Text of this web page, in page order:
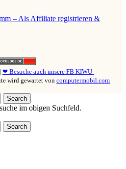
– Als Affiliate registrieren &
| ❤ Besuche auch unsere FB KIWU-
wird gewartet von computermobil.com
Search
im obigen Suchfeld.
Search